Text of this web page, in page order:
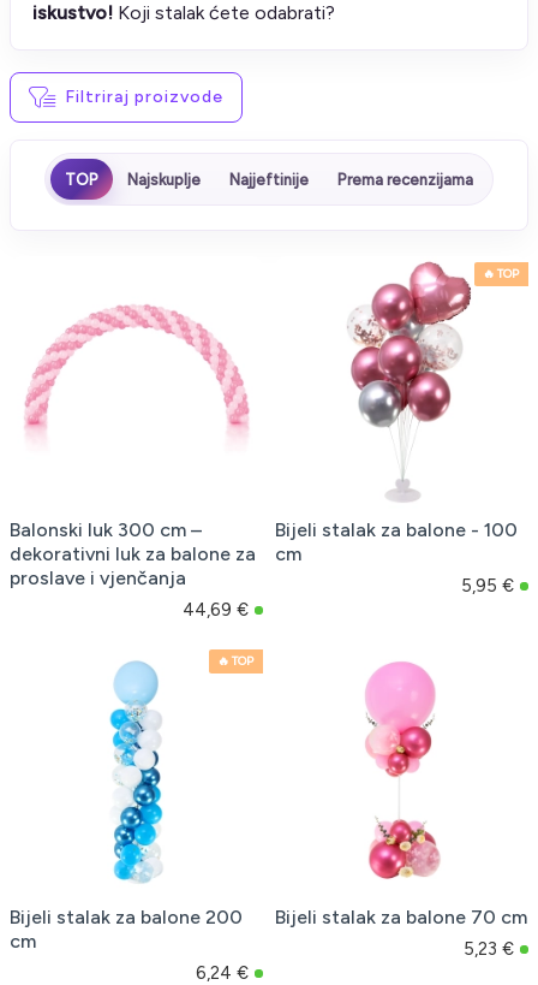
iskustvo! Koji stalak ćete odabrati?
Filtriraj proizvode
TOP Najskuplje Najjeftinije Prema recenzijama
Balonski luk 300 cm –
dekorativni luk za balone za
proslave i vjenčanja
44,69 €
🔥 TOP
Bijeli stalak za balone - 100
cm
5,95 €
🔥 TOP
Bijeli stalak za balone 200
cm
6,24 €
Bijeli stalak za balone 70 cm
5,23 €